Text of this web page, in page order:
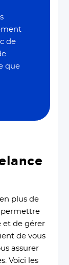
de
que
plus de
permettre
et de gérer
de vous
assurer
Voici les